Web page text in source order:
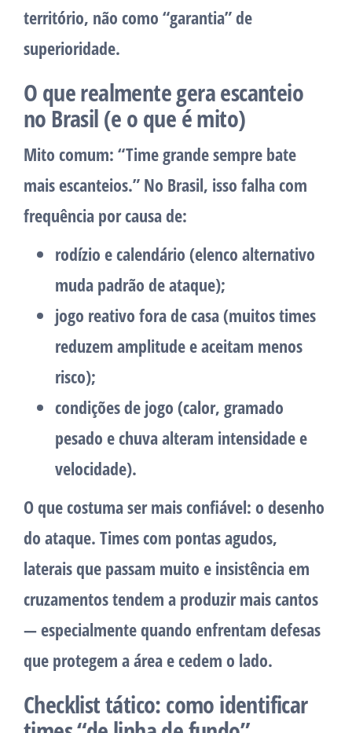
território, não como “garantia” de
superioridade.
O que realmente gera escanteio
no Brasil (e o que é mito)
Mito comum: “Time grande sempre bate
mais escanteios.” No Brasil, isso falha com
frequência por causa de:
rodízio e calendário (elenco alternativo
muda padrão de ataque);
jogo reativo fora de casa(muitos times
reduzem amplitude e aceitam menos
risco);
condições de jogo (calor, gramado
pesado e chuva alteram intensidade e
velocidade).
O que costuma ser mais confiável: o desenho
do ataque. Times com pontas agudos,
laterais que passam muito e insistência em
cruzamentos tendem a produzir mais cantos
— especialmente quando enfrentam defesas
que protegem a área e cedem o lado.
Checklist tático: como identificar